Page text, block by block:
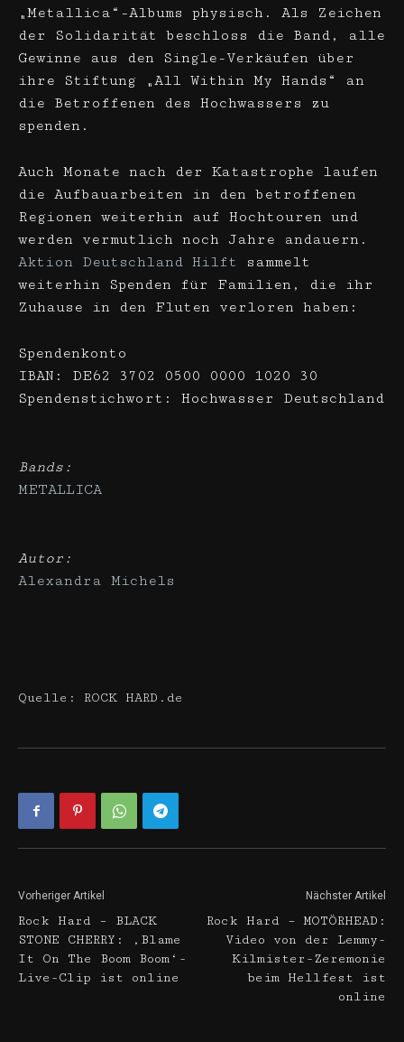
„Metallica“-Albums physisch. Als Zeichen
der Solidarität beschloss die Band, alle
Gewinne aus den Single-Verkäufen über
ihre Stiftung „All Within My Hands“ an
die Betroffenen des Hochwassers zu
spenden.
Auch Monate nach der Katastrophe laufen
die Aufbauarbeiten in den betroffenen
Regionen weiterhin auf Hochtouren und
werden vermutlich noch Jahre andauern.
Aktion Deutschland Hilft
sammelt
weiterhin Spenden für Familien, die ihr
Zuhause in den Fluten verloren haben:
Spendenkonto
IBAN: DE62 3702 0500 0000 1020 30
Spendenstichwort: Hochwasser Deutschland
Bands:
METALLICA
Autor:
Alexandra Michels
Quelle: ROCK HARD.de
Vorheriger Artikel
Rock Hard – BLACK
STONE CHERRY: ‚Blame
It On The Boom Boom‘-
Live-Clip ist online
Nächster Artikel
Rock Hard – MOTÖRHEAD:
Video von der Lemmy-
Kilmister-Zeremonie
beim Hellfest ist
online